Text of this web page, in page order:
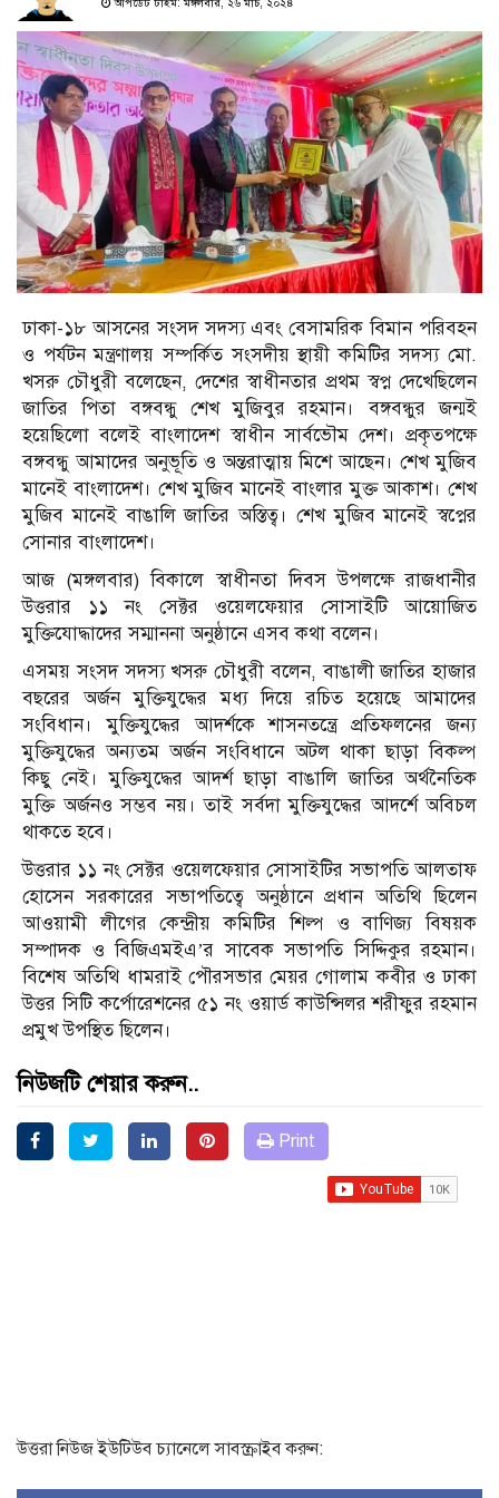
আপডেট টাইম: মঙ্গলবার, ২৬ মার্চ, ২০২৪
ঢাকা-১৮ আসনের সংসদ সদস্য এবং বেসামরিক বিমান পরিবহন
ও পর্যটন মন্ত্রণালয় সম্পর্কিত সংসদীয় স্থায়ী কমিটির সদস্য মো.
খসরু চৌধুরী বলেছেন, দেশের স্বাধীনতার প্রথম স্বপ্ন দেখেছিলেন
জাতির পিতা বঙ্গবন্ধু শেখ মুজিবুর রহমান। বঙ্গবন্ধুর জন্মই
হয়েছিলো বলেই বাংলাদেশ স্বাধীন সার্বভৌম দেশ। প্রকৃতপক্ষে
বঙ্গবন্ধু আমাদের অনুভূতি ও অন্তরাত্মায় মিশে আছেন। শেখ মুজিব
মানেই বাংলাদেশ। শেখ মুজিব মানেই বাংলার মুক্ত আকাশ। শেখ
মুজিব মানেই বাঙালি জাতির অস্তিত্ব। শেখ মুজিব মানেই স্বপ্নের
সোনার বাংলাদেশ।
আজ (মঙ্গলবার) বিকালে স্বাধীনতা দিবস উপলক্ষে রাজধানীর
উত্তরার ১১ নং সেক্টর ওয়েলফেয়ার সোসাইটি আয়োজিত
মুক্তিযোদ্ধাদের সম্মাননা অনুষ্ঠানে এসব কথা বলেন।
এসময় সংসদ সদস্য খসরু চৌধুরী বলেন, বাঙালী জাতির হাজার
বছরের অর্জন মুক্তিযুদ্ধের মধ্য দিয়ে রচিত হয়েছে আমাদের
সংবিধান। মুক্তিযুদ্ধের আদর্শকে শাসনতন্ত্রে প্রতিফলনের জন্য
মুক্তিযুদ্ধের অন্যতম অর্জন সংবিধানে অটল থাকা ছাড়া বিকল্প
কিছু নেই। মুক্তিযুদ্ধের আদর্শ ছাড়া বাঙালি জাতির অর্থনৈতিক
মুক্তি অর্জনও সম্ভব নয়। তাই সর্বদা মুক্তিযুদ্ধের আদর্শে অবিচল
থাকতে হবে।
উত্তরার ১১ নং সেক্টর ওয়েলফেয়ার সোসাইটির সভাপতি আলতাফ
হোসেন সরকারের সভাপতিত্বে অনুষ্ঠানে প্রধান অতিথি ছিলেন
আওয়ামী লীগের কেন্দ্রীয় কমিটির শিল্প ও বাণিজ্য বিষয়ক
সম্পাদক ও বিজিএমইএ’র সাবেক সভাপতি সিদ্দিকুর রহমান।
বিশেষ অতিথি ধামরাই পৌরসভার মেয়র গোলাম কবীর ও ঢাকা
উত্তর সিটি কর্পোরেশনের ৫১ নং ওয়ার্ড কাউন্সিলর শরীফুর রহমান
প্রমুখ উপস্থিত ছিলেন।
নিউজটি শেয়ার করুন..
Print
উত্তরা নিউজ ইউটিউব চ্যানেলে সাবস্ক্রাইব করুন: